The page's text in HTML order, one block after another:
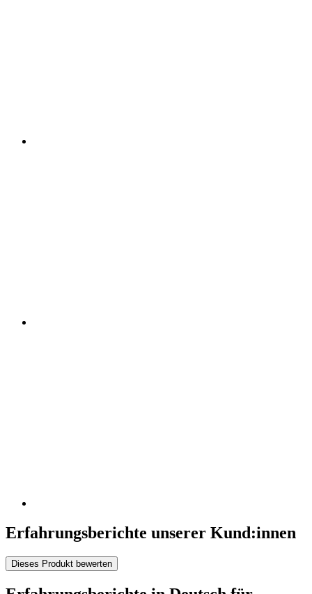
Erfahrungsberichte unserer Kund:innen
Dieses Produkt bewerten